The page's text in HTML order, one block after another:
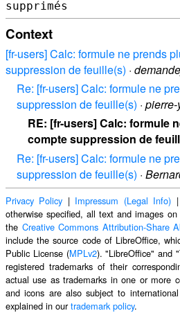
Context
[fr-users] Calc: formule ne prends
suppression de feuille(s) ·
Re: [fr-users] Calc: formule ne
suppression de feuille(s) ·
RE: [fr-users] Calc: formule
compte suppression de
Re: [fr-users] Calc: formule ne
suppression de feuille(s) ·
Privacy Policy | Impressum (Legal Info)
otherwise specified, all text and images
the Creative Commons Attribution-Share
include the source code of LibreOffice,
Public License (MPLv2). "LibreOffice" and
registered trademarks of their
actual use as trademarks in one or more
and icons are also subject to
explained in ourtrademark policy.